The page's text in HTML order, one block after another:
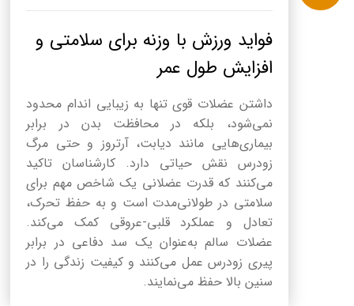
فواید ورزش با وزنه برای سلامتی و
افزایش طول عمر
داشتن عضلات قوی تنها به زیبایی اندام محدود
نمی‌شود، بلکه در محافظت بدن در برابر
بیماری‌هایی مانند دیابت، آرتروز و حتی مرگ
زودرس نقش حیاتی دارد. کارشناسان تاکید
می‌کنند که قدرت عضلانی یک شاخص مهم برای
سلامتی در طولانی‌مدت است و به حفظ تحرک،
تعادل و عملکرد قلبی-عروقی کمک می‌کند.
عضلات سالم به‌عنوان یک سد دفاعی در برابر
پیری زودرس عمل می‌کنند و کیفیت زندگی را در
سنین بالا حفظ می‌نمایند.